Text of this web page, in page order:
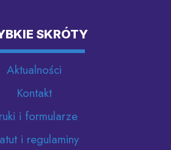
SKRÓTY
Aktualności
Kontakt
i formularze
i regulaminy